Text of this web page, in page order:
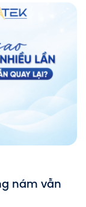
nám vẫn